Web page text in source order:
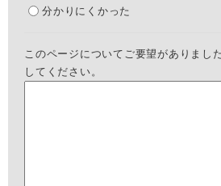
分かりにくかった
このページについてご要望がありまし
してください。